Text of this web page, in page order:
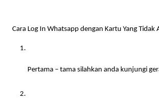
Cara Log In Whatsapp dengan Kartu Yang Tidak
Pertama – tama silahkan anda kunjungi